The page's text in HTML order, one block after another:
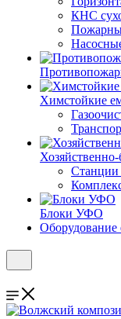
КНС
Химстойкие
Станции
Блоки УФО